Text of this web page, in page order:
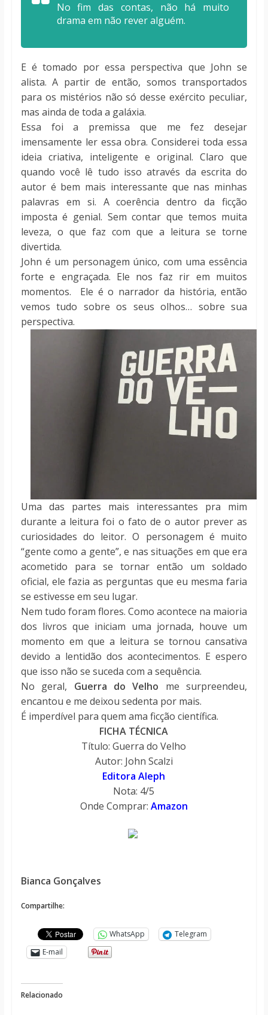
No fim das contas, não há muito
drama em não rever alguém.
E é tomado por essa perspectiva que John se
alista. A partir de então, somos transportados
para os mistérios não só desse exército peculiar,
mas ainda de toda a galáxia.
Essa foi a premissa que me fez desejar
imensamente ler essa obra. Considerei toda essa
ideia criativa, inteligente e original. Claro que
quando você lê tudo isso através da escrita do
autor é bem mais interessante que nas minhas
palavras em si. A coerência dentro da ficção
imposta é genial. Sem contar que temos muita
leveza, o que faz com que a leitura se torne
divertida.
John é um personagem único, com uma essência
forte e engraçada. Ele nos faz rir em muitos
momentos. Ele é o narrador da história, então
vemos tudo sobre os seus olhos… sobre sua
perspectiva.
Uma das partes mais interessantes pra mim
durante a leitura foi o fato de o autor prever as
curiosidades do leitor. O personagem é muito
“gente como a gente”, e nas situações em que era
acometido para se tornar então um soldado
oficial, ele fazia as perguntas que eu mesma faria
se estivesse em seu lugar.
Nem tudo foram flores. Como acontece na maioria
dos livros que iniciam uma jornada, houve um
momento em que a leitura se tornou cansativa
devido a lentidão dos acontecimentos. E espero
que isso não se suceda com a sequência.
No geral, Guerra do Velho me surpreendeu,
encantou e me deixou sedenta por mais.
É imperdível para quem ama ficção científica.
FICHA TÉCNICA
Título: Guerra do Velho
Autor: John Scalzi
Editora Aleph
Nota: 4/5
Onde Comprar: Amazon
Bianca Gonçalves
Compartilhe:
WhatsApp
Telegram
E-mail
Relacionado